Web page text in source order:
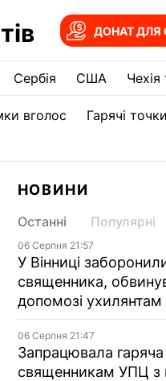
ДОНАТ
Сербія США
вголос Гарячі точки
НОВИНИ
Останні Популярні
06 Серпня 21:57
У Вінниці
священника,
допомозі ухилянтам
06 Серпня 21:47
Запрацювала гаряча
священникам УПЦ з